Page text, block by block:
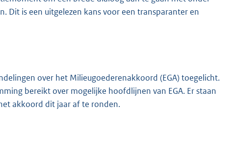
Dit is een uitgelezen kans voor een transparanter en
over het Milieugoederenakkoord (EGA) toegelicht.
bereikt over mogelijke hoofdlijnen van EGA. Er staan
akkoord dit jaar af te ronden.